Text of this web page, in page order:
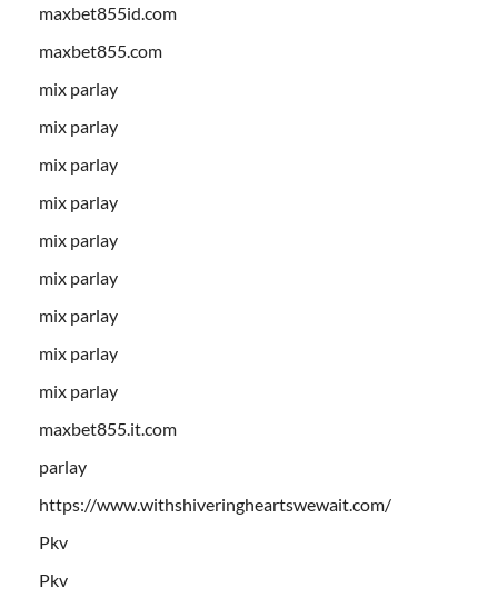
maxbet855id.com
maxbet855.com
mix parlay
mix parlay
mix parlay
mix parlay
mix parlay
mix parlay
mix parlay
mix parlay
mix parlay
maxbet855.it.com
parlay
https://www.withshiveringheartswewait.com/
Pkv
Pkv